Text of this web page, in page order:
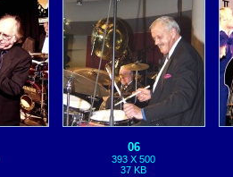
06
393 X 500
37 KB